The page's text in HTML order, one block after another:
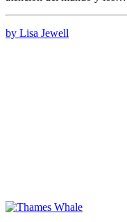
by Lisa Jewell